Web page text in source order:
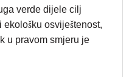
verde dijele cilj
osviještenost,
u pravom smjeru je